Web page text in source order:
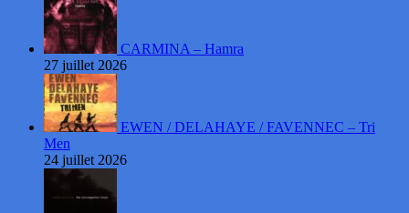
CARMINA – Hamra
27 juillet 2026
EWEN / DELAHAYE / FAVENNEC – Tri
Men
24 juillet 2026